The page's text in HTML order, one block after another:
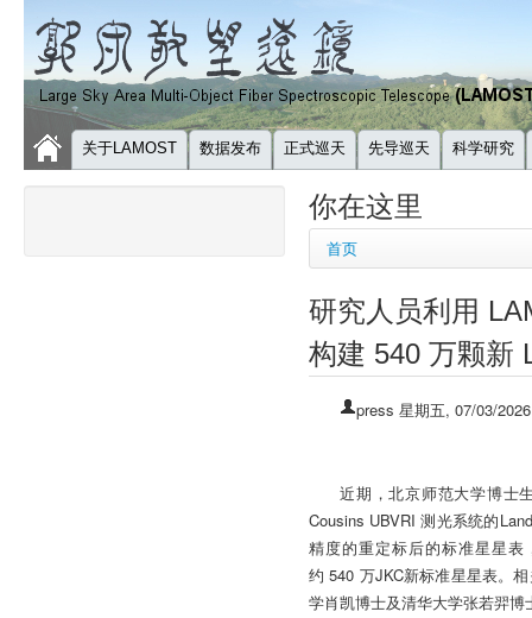
关于LAMOST 数据发布 正式巡天 先导巡天 科学研究
你在这里
首页
研究人员利用
构建 540 万颗新
press 星期五, 07/03/
近期，北京师范大学博士
Cousins UBVRI 测光系统的
精度的重定标后的标准星星表
约 540 万JKC新标准星星表。
学肖凯博士及清华大学张若羿博